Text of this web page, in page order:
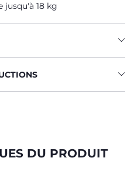
jusqu'à 18 kg
DU PRODUIT